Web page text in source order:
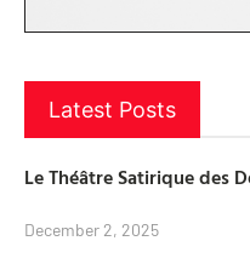
Latest Posts
Le Théâtre Satirique des
December 2, 2025